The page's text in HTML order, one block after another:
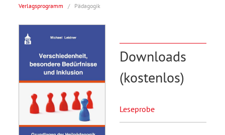
Verlagsprogramm / Pädagogik
Downloads
(kostenlos)
Leseprobe